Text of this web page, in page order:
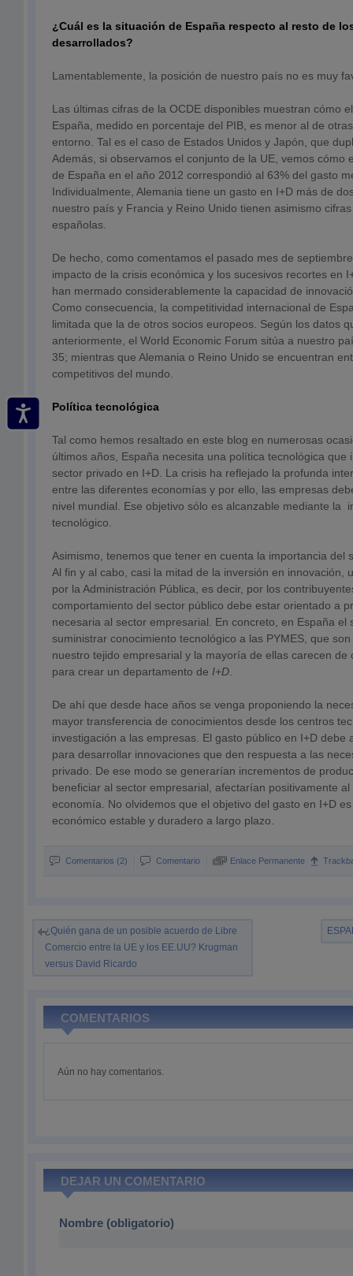
¿Cuál es la situación de España respecto al resto de
desarrollados?
Lamentablemente, la posición de nuestro país no es muy
Las últimas cifras de la OCDE disponibles muestran cómo
España, medido en porcentaje del PIB, es menor al de
entorno. Tal es el caso de Estados Unidos y Japón, que
Además, si observamos el conjunto de la UE, vemos cómo
de España en el año 2012 correspondió al 63% del gasto
Individualmente, Alemania tiene un gasto en I+D más de
nuestro país y Francia y Reino Unido tienen asimismo
españolas.
De hecho, como comentamos el pasado mes de
impacto de la crisis económica y los sucesivos recortes en
han mermado considerablemente la capacidad de
Como consecuencia, la competitividad internacional de
limitada que la de otros socios europeos. Según los datos
anteriormente, el World Economic Forum sitúa a nuestro
35; mientras que Alemania o Reino Unido se encuentran
competitivos del mundo.
Política tecnológica
Tal como hemos resaltado en este blog en numerosas
últimos años, España necesita una política tecnológica que
sector privado en I+D. La crisis ha reflejado la profunda
entre las diferentes economías y por ello, las empresas
nivel mundial. Ese objetivo sólo es alcanzable mediante la
tecnológico.
Asimismo, tenemos que tener en cuenta la importancia del
Al fin y al cabo, casi la mitad de la inversión en innovación,
por la Administración Pública, es decir, por los
comportamiento del sector público debe estar orientado a
necesaria al sector empresarial. En concreto, en España el
suministrar conocimiento tecnológico a las PYMES, que
nuestro tejido empresarial y la mayoría de ellas carecen de
para crear un departamento de I+D
De ahí que desde hace años se venga proponiendo la
mayor transferencia de conocimientos desde los centros
investigación a las empresas. El gasto público en I+D debe
para desarrollar innovaciones que den respuesta a las
privado. De ese modo se generarían incrementos de
beneficiar al sector empresarial, afectarían positivamente
economía. No olvidemos que el objetivo del gasto en I+D
económico estable y duradero a largo plazo.
Comentarios (2) Comentario Enlace Permanente
¿Quién gana de un posible acuerdo de Libre
Comercio entre la UE y los EE.UU? Krugman
versus David Ricardo
COMENTARIOS
Aún no hay comentarios.
DEJAR UN COMENTARIO
Nombre (obligatorio)